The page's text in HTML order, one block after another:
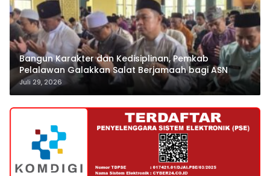
Bangun Karakter dan Kedisiplinan, Pemkab
Pelalawan Galakkan Salat Berjamaah bagi ASN
Juli 29, 2026